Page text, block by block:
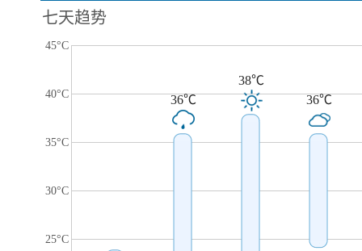
七天趋势
45°C
40°C
35°C
30°C
25°C
36℃
38℃
36℃